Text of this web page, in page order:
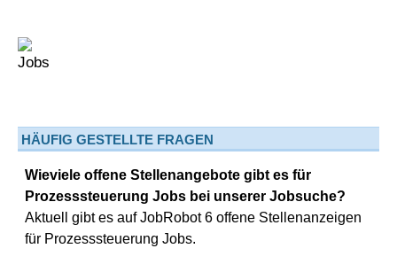
HÄUFIG GESTELLTE FRAGEN
Wieviele offene Stellenangebote gibt es für
Prozesssteuerung Jobs bei unserer Jobsuche?
Aktuell gibt es auf JobRobot 6 offene Stellenanzeigen
für Prozesssteuerung Jobs.